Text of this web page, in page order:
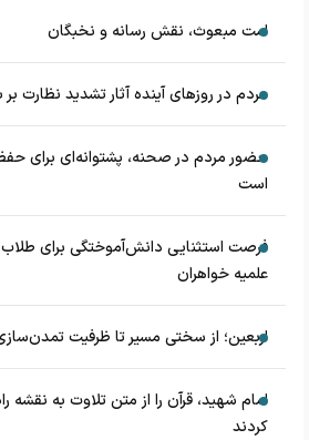
امت مبعوث، نقش رسانه و نخبگان
مردم در روزهای آینده آثار تشدید نظارت بر
حضور مردم در صحنه، پشتوانه‌ای برای
است
فرصت استثنایی دانش‌آموختگی برای
علمیه خواهران
اربعین؛ از سختی مسیر تا ظرفیت
امام شهید، قرآن را از متن تلاوت به نقشه
کردند